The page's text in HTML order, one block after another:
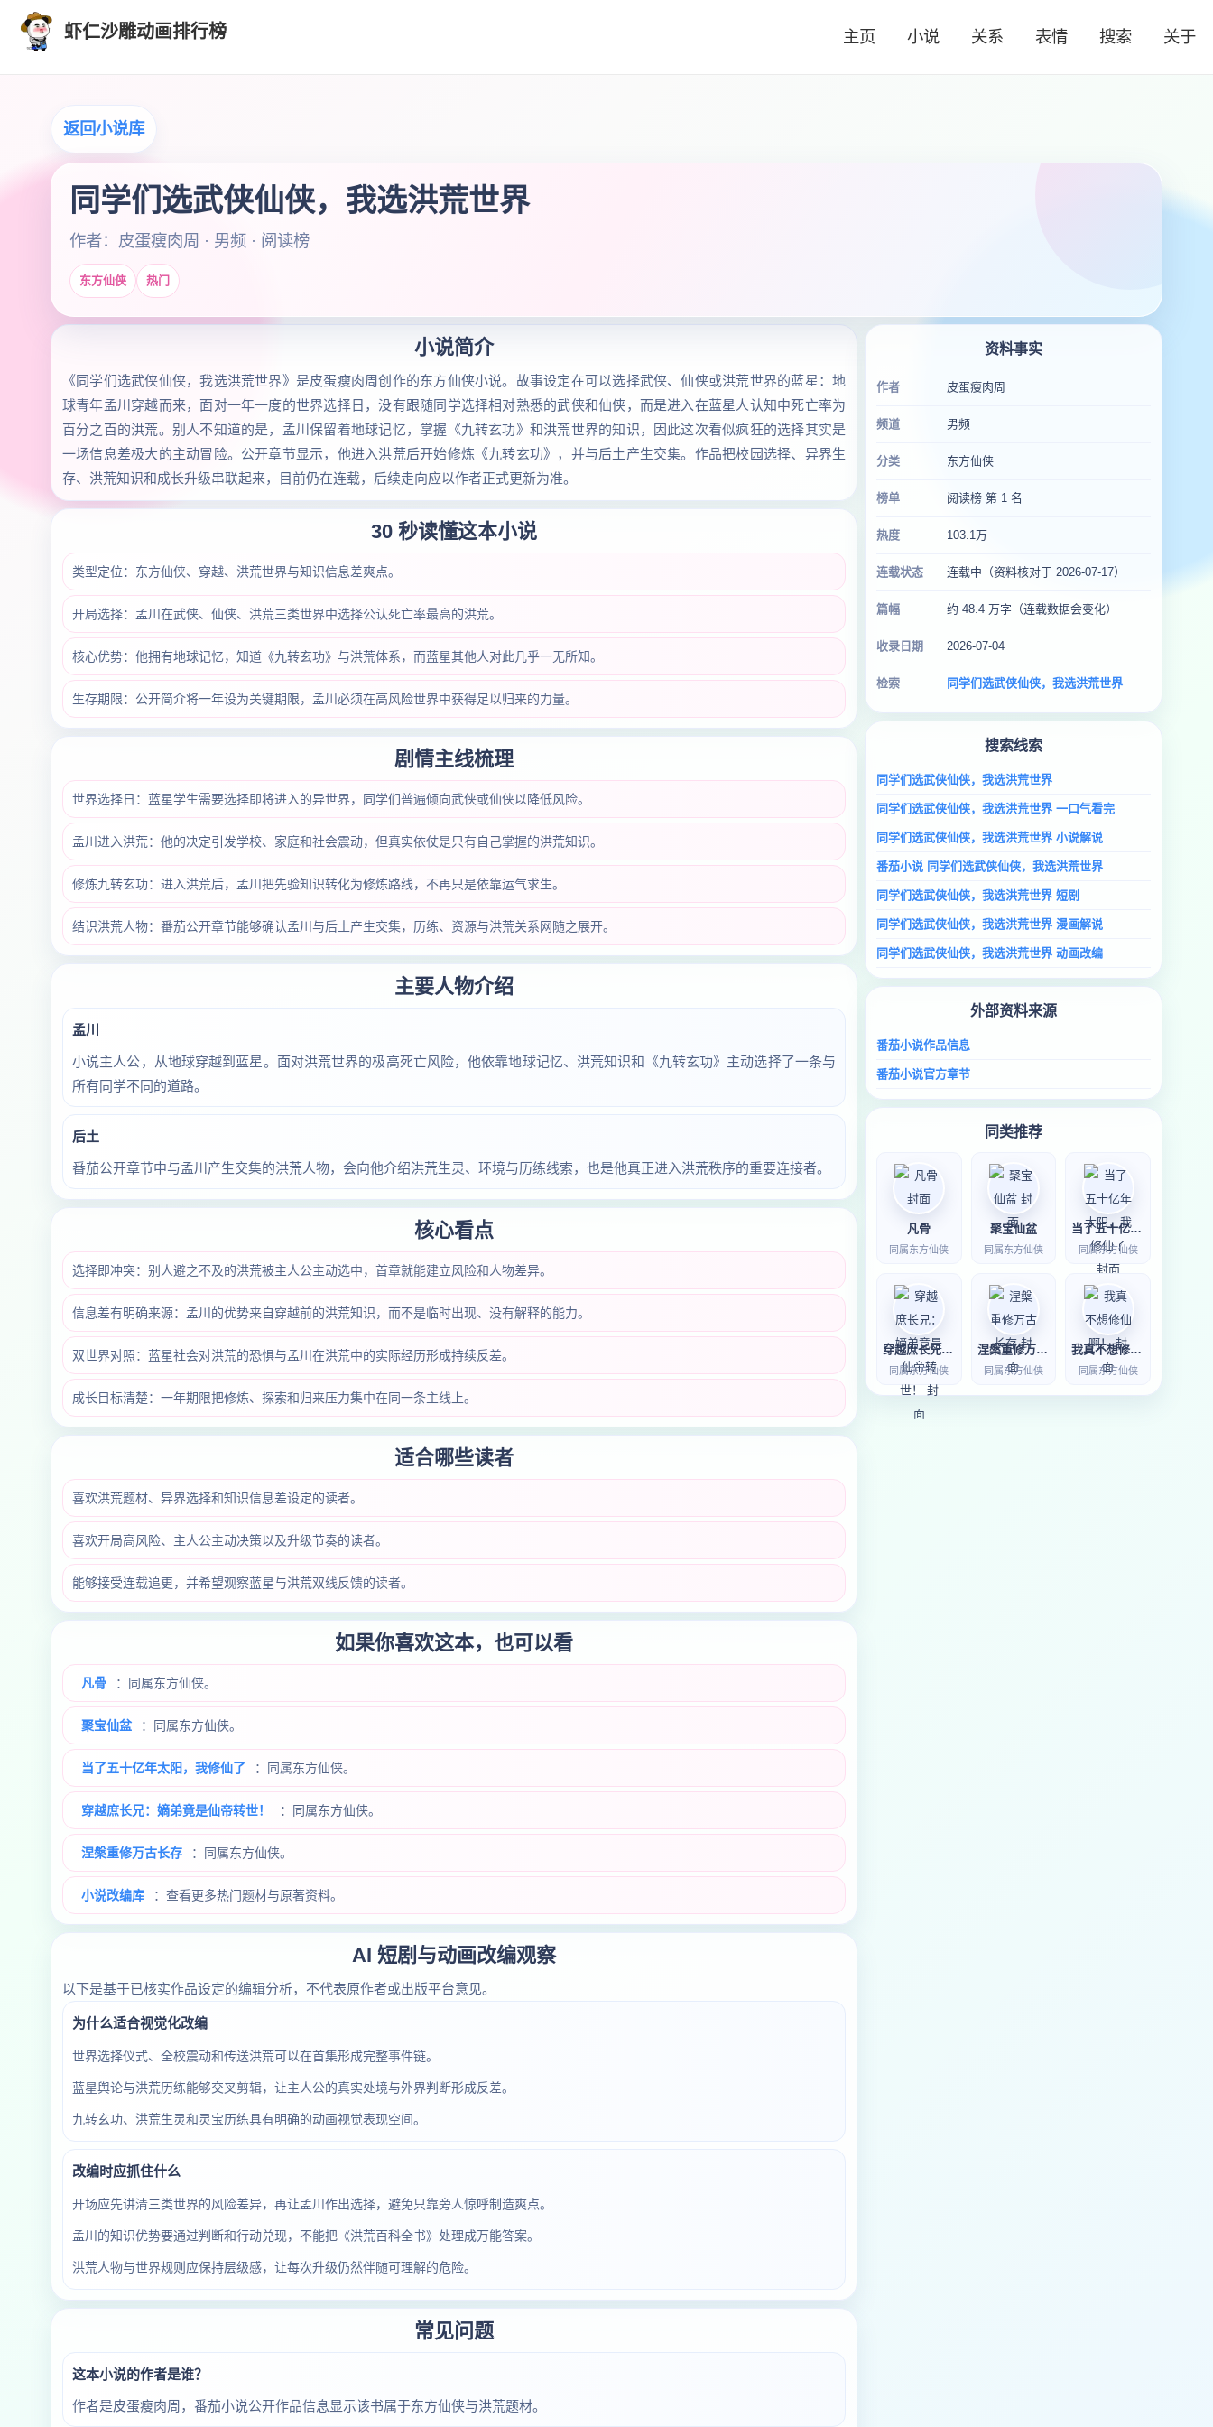
虾仁沙雕动画排行榜 主页 小说 关系 表情 搜索 关于
返回小说库
同学们选武侠仙侠，我选洪荒世界
作者：皮蛋瘦肉周 · 男频 · 阅读榜
东方仙侠 热门
小说简介
《同学们选武侠仙侠，我选洪荒世界》是皮蛋瘦肉周创作的东方仙侠小说。故事设定在可以选择武侠、仙侠或洪荒世界的蓝星：地
球青年孟川穿越而来，面对一年一度的世界选择日，没有跟随同学选择相对熟悉的武侠和仙侠，而是进入在蓝星人认知中死亡率为
百分之百的洪荒。别人不知道的是，孟川保留着地球记忆，掌握《九转玄功》和洪荒世界的知识，因此这次看似疯狂的选择其实是
一场信息差极大的主动冒险。公开章节显示，他进入洪荒后开始修炼《九转玄功》，并与后土产生交集。作品把校园选择、异界生
存、洪荒知识和成长升级串联起来，目前仍在连载，后续走向应以作者正式更新为准。
30 秒读懂这本小说
类型定位：东方仙侠、穿越、洪荒世界与知识信息差爽点。
开局选择：孟川在武侠、仙侠、洪荒三类世界中选择公认死亡率最高的洪荒。
核心优势：他拥有地球记忆，知道《九转玄功》与洪荒体系，而蓝星其他人对此几乎一无所知。
生存期限：公开简介将一年设为关键期限，孟川必须在高风险世界中获得足以归来的力量。
剧情主线梳理
世界选择日：蓝星学生需要选择即将进入的异世界，同学们普遍倾向武侠或仙侠以降低风险。
孟川进入洪荒：他的决定引发学校、家庭和社会震动，但真实依仗是只有自己掌握的洪荒知识。
修炼九转玄功：进入洪荒后，孟川把先验知识转化为修炼路线，不再只是依靠运气求生。
结识洪荒人物：番茄公开章节能够确认孟川与后土产生交集，历练、资源与洪荒关系网随之展开。
主要人物介绍
孟川
小说主人公，从地球穿越到蓝星。面对洪荒世界的极高死亡风险，他依靠地球记忆、洪荒知识和《九转玄功》主动选择了一条与
所有同学不同的道路。
后土
番茄公开章节中与孟川产生交集的洪荒人物，会向他介绍洪荒生灵、环境与历练线索，也是他真正进入洪荒秩序的重要连接者。
核心看点
选择即冲突：别人避之不及的洪荒被主人公主动选中，首章就能建立风险和人物差异。
信息差有明确来源：孟川的优势来自穿越前的洪荒知识，而不是临时出现、没有解释的能力。
双世界对照：蓝星社会对洪荒的恐惧与孟川在洪荒中的实际经历形成持续反差。
成长目标清楚：一年期限把修炼、探索和归来压力集中在同一条主线上。
适合哪些读者
喜欢洪荒题材、异界选择和知识信息差设定的读者。
喜欢开局高风险、主人公主动决策以及升级节奏的读者。
能够接受连载追更，并希望观察蓝星与洪荒双线反馈的读者。
如果你喜欢这本，也可以看
凡骨 ：同属东方仙侠。
聚宝仙盆 ：同属东方仙侠。
当了五十亿年太阳，我修仙了 ：同属东方仙侠。
穿越庶长兄：嫡弟竟是仙帝转世！ ：同属东方仙侠。
涅槃重修万古长存 ：同属东方仙侠。
小说改编库 ：查看更多热门题材与原著资料。
AI 短剧与动画改编观察
以下是基于已核实作品设定的编辑分析，不代表原作者或出版平台意见。
为什么适合视觉化改编
世界选择仪式、全校震动和传送洪荒可以在首集形成完整事件链。
蓝星舆论与洪荒历练能够交叉剪辑，让主人公的真实处境与外界判断形成反差。
九转玄功、洪荒生灵和灵宝历练具有明确的动画视觉表现空间。
改编时应抓住什么
开场应先讲清三类世界的风险差异，再让孟川作出选择，避免只靠旁人惊呼制造爽点。
孟川的知识优势要通过判断和行动兑现，不能把《洪荒百科全书》处理成万能答案。
洪荒人物与世界规则应保持层级感，让每次升级仍然伴随可理解的危险。
常见问题
这本小说的作者是谁？
作者是皮蛋瘦肉周，番茄小说公开作品信息显示该书属于东方仙侠与洪荒题材。
资料事实
作者 皮蛋瘦肉周
频道 男频
分类 东方仙侠
榜单 阅读榜 第 1 名
热度 103.1万
连载状态 连载中（资料核对于 2026-07-17）
篇幅 约 48.4 万字（连载数据会变化）
收录日期 2026-07-04
检索 同学们选武侠仙侠，我选洪荒世界
搜索线索
同学们选武侠仙侠，我选洪荒世界
同学们选武侠仙侠，我选洪荒世界 一口气看完
同学们选武侠仙侠，我选洪荒世界 小说解说
番茄小说 同学们选武侠仙侠，我选洪荒世界
同学们选武侠仙侠，我选洪荒世界 短剧
同学们选武侠仙侠，我选洪荒世界 漫画解说
同学们选武侠仙侠，我选洪荒世界 动画改编
外部资料来源
番茄小说作品信息
番茄小说官方章节
同类推荐
凡骨
同属东方仙侠
聚宝仙盆
同属东方仙侠
当了五十亿年太阳，我修仙了
同属东方仙侠
穿越庶长兄：嫡弟竟是仙帝转世！
同属东方仙侠
涅槃重修万古长存
同属东方仙侠
我真不想修仙啊！
同属东方仙侠